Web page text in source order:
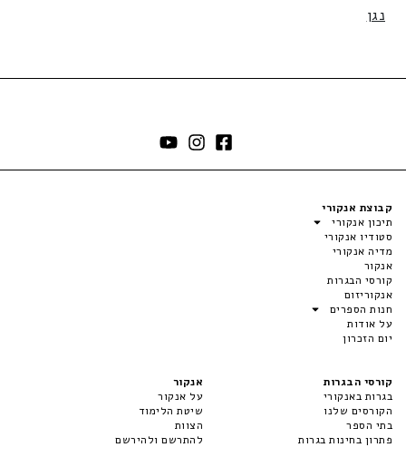
נגן
קבוצת אנקורי
תיכון אנקורי
סטודיו אנקורי
מדיה אנקורי
אנקור
קורסי הבגרות
אנקוריזום
חנות הספרים
על אודות
יום הזכרון
קורסי הבגרות
בגרות באנקורי
הקורסים שלנו
בתי הספר
פתרון בחינות בגרות
אנקור
על אנקור
שיטת הלימוד
הצוות
להתרשם ולהירשם